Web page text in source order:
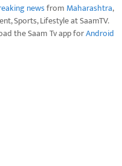
newsfrom Maharashtra,
Sports, Lifestyle at SaamTV.
the Saam Tv app forAndroid